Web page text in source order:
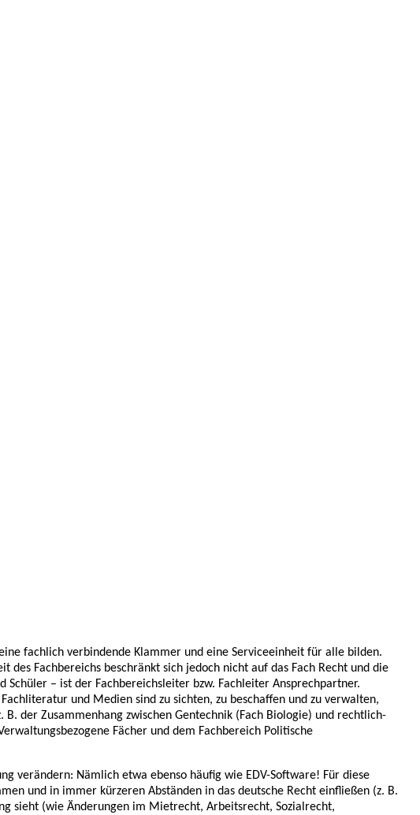
fachlich verbindende Klammer und eine Serviceeinheit für alle bilden.
Fachbereichs beschränkt sich jedoch nicht auf das Fach Recht und die
– ist der Fachbereichsleiter bzw. Fachleiter Ansprechpartner.
und Medien sind zu sichten, zu beschaffen und zu verwalten,
der Zusammenhang zwischen Gentechnik (Fach Biologie) und rechtlich-
Fächer und dem Fachbereich Politische
verändern: Nämlich etwa ebenso häufig wie EDV-Software! Für diese
und in immer kürzeren Abständen in das deutsche Recht einfließen (z. B.
sieht (wie Änderungen im Mietrecht, Arbeitsrecht, Sozialrecht,